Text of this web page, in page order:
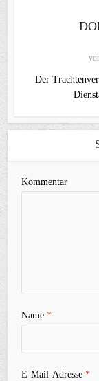
Der
Kommentar
Name*
E-Mail-Adresse*